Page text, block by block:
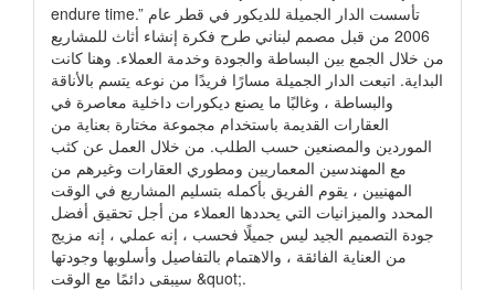
endure time.” تأسست الدار الجميلة للديكور في قطر عام
2006 من قبل مصمم لبناني طرح فكرة إنشاء أثاث للمشاريع
من خلال الجمع بين البساطة والجودة وخدمة العملاء. وهنا كانت
البداية. اتبعت الدار الجميلة مسارًا فريدًا من نوعه يتسم بالأناقة
والبساطة ، وغالبًا ما يصنع ديكورات داخلية معاصرة في
العقارات القديمة باستخدام مجموعة مختارة بعناية من
الموردين والمصنعين حسب الطلب. من خلال العمل عن كثب
مع المهندسين المعماريين ومطوري العقارات وغيرهم من
المهنيين ، يقوم الفريق بأكمله بتسليم المشاريع في الوقت
المحدد والميزانيات التي يحددها العملاء من أجل تحقيق أفضل
جودة التصميم الجيد ليس جميلًا فحسب ، إنه عملي ، إنه مزيج
من العناية الفائقة ، والاهتمام بالتفاصيل وأسلوبها وجودتها
سيبقى دائمًا مع الوقت &quot;.